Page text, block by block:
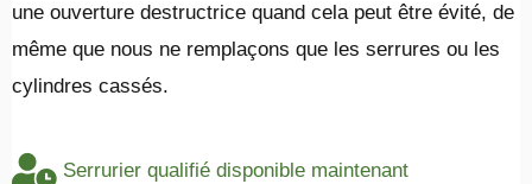
une ouverture destructrice quand cela peut être évité, de
même que nous ne remplaçons que les serrures ou les
cylindres cassés.
Serrurier qualifié disponible maintenant